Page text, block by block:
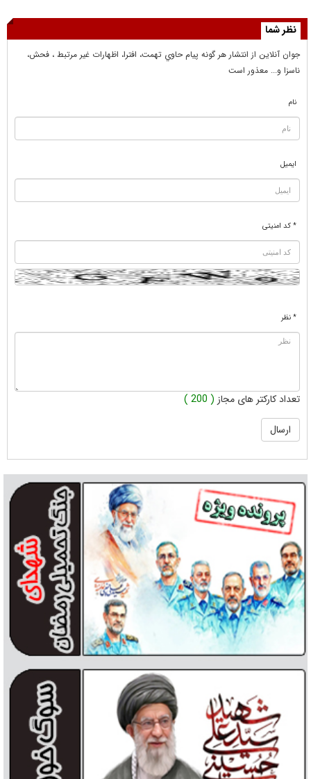
نظر شما
جوان آنلاين از انتشار هر گونه پيام حاوي تهمت، افترا، اظهارات غير مرتبط ، فحش،
ناسزا و... معذور است
نام
ایمیل
* کد امنیتی
* نظر
تعداد کارکتر های مجاز ( 200 )